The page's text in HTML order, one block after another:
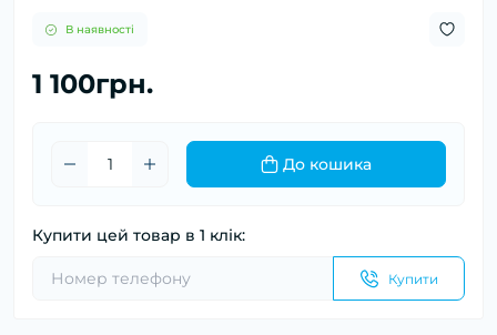
В наявності
1 100грн.
До кошика
Купити цей товар в 1 клік:
Купити